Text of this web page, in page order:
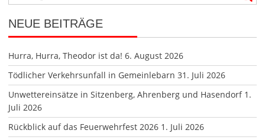
NEUE BEITRÄGE
Hurra, Hurra, Theodor ist da! 6. August 2026
Tödlicher Verkehrsunfall in Gemeinlebarn 31. Juli 2026
Unwettereinsätze in Sitzenberg, Ahrenberg und Hasendorf 1.
Juli 2026
Rückblick auf das Feuerwehrfest 2026 1. Juli 2026